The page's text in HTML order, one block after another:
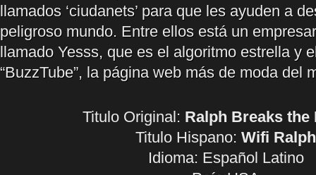
llamados ‘ciudanets’ para que les ayuden a
peligroso mundo. Entre ellos está un
llamado Yesss, que es el algoritmo estrella y
“BuzzTube”, la página web más de moda del
Titulo Original: Ralph Breaks the
Titulo Hispano: Wifi Ralph
Idioma: Español Latino